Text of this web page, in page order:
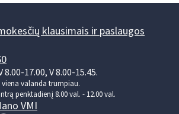
klausimais ir paslaugos
17.00, V 8.00-15.45.
viena valanda trumpiau.
penktadienį 8.00 val. - 12.00 val.
VMI